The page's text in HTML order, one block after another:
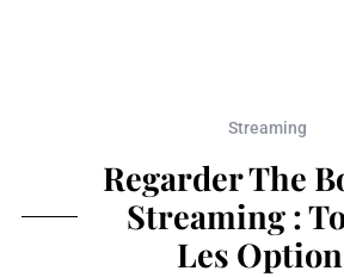
Streaming
Regarder The
Streaming :
Les